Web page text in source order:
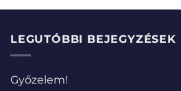
LEGUTÓBBI BEJEGYZÉSEK
Győzelem!